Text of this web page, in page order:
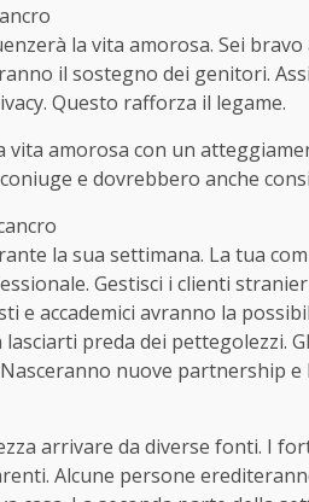
la vita amorosa. Sei
il sostegno dei genitori.
Questo rafforza il legame.
amorosa con un
e dovrebbero anche
la sua settimana. La tua
Gestisci i clienti
e accademici avranno la
preda dei pettegolezzi.
nuove partnership e
arrivare da diverse fonti. I
Alcune persone